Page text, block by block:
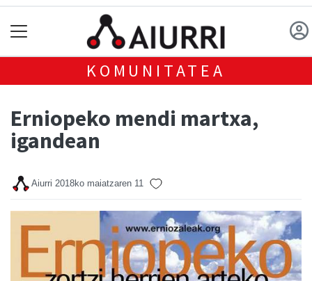
KOMUNITATEA
Erniopeko mendi martxa,
igandean
Aiurri 2018ko maiatzaren 11